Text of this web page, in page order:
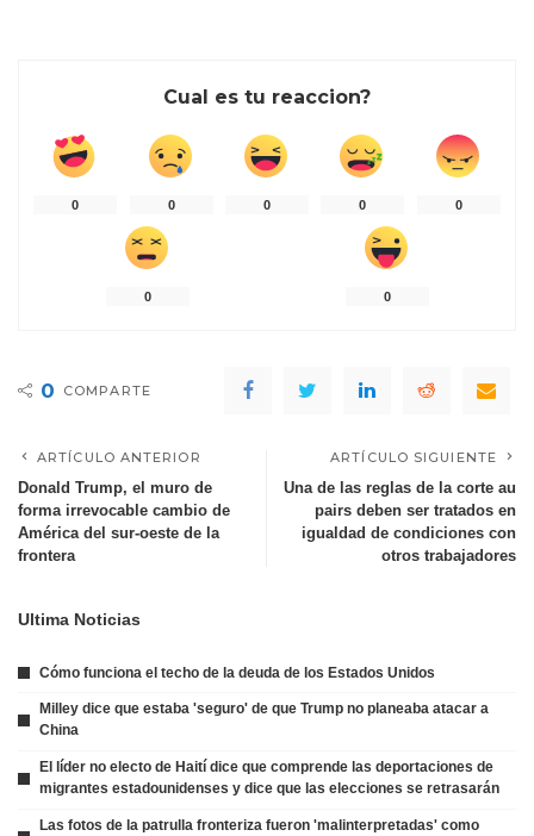
Cual es tu reaccion?
0 0 0 0 0
0 0
0 COMPARTE
ARTÍCULO ANTERIOR
Donald Trump, el muro de
forma irrevocable cambio de
América del sur-oeste de la
frontera
ARTÍCULO SIGUIENTE
Una de las reglas de la corte au
pairs deben ser tratados en
igualdad de condiciones con
otros trabajadores
Ultima Noticias
Cómo funciona el techo de la deuda de los Estados Unidos
Milley dice que estaba 'seguro' de que Trump no planeaba atacar a
China
El líder no electo de Haití dice que comprende las deportaciones de
migrantes estadounidenses y dice que las elecciones se retrasarán
Las fotos de la patrulla fronteriza fueron 'malinterpretadas' como